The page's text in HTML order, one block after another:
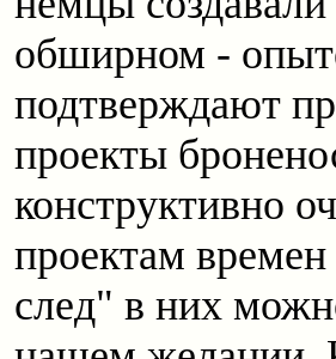
обширном -
подтверждают
проекты
конструктивно
проектам
след" в них